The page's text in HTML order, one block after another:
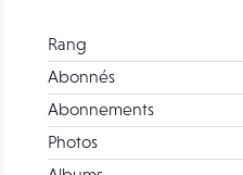
Rang
Abonnés
Abonnements
Photos